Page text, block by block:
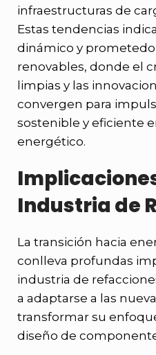
infraestructuras de
Estas tendencias
dinámico y
renovables, donde el
limpias y las
convergen para
sostenible y eficiente
energético.
Industria de
La transición hacia
conlleva profundas
industria de
a adaptarse a las
transformar su
diseño de